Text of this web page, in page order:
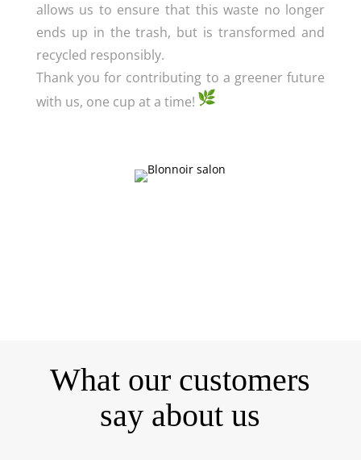
allows us to ensure that this waste no longer
ends up in the trash, but is transformed and
recycled responsibly.
Thank you for contributing to a greener future
with us, one cup at a time!
What our customers
say about us